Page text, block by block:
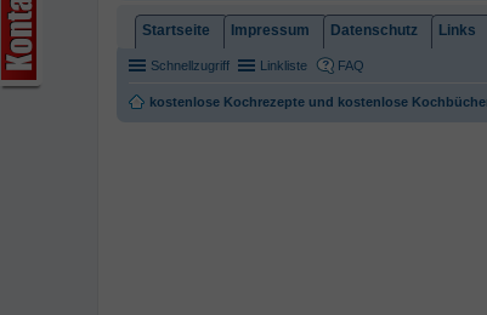
Startseite Impressum Datenschutz Links
Schnellzugriff Linkliste FAQ
kostenlose Kochrezepte und kostenlose